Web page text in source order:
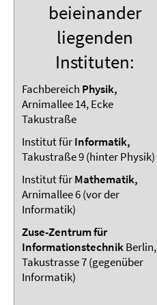
beieinander
liegenden
Instituten:
Fachbereich Physik,
Arnimallee 14, Ecke
Takustraße
Institut fürInformatik,
Takustraße 9 (hinter Physik)
Institut fürMathematik,
Arnimallee 6 (vor der
Informatik)
Zuse-Zentrum für
InformationstechnikBerlin,
Takustrasse 7 (gegenüber
Informatik)